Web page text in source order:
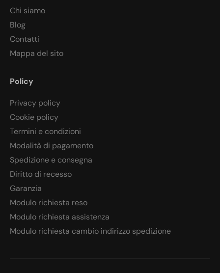
Chi siamo
Blog
Contatti
Mappa del sito
Policy
Privacy policy
Cookie policy
Termini e condizioni
Modalità di pagamento
Spedizione e consegna
Diritto di recesso
Garanzia
Modulo richiesta reso
Modulo richiesta assistenza
Modulo richiesta cambio indirizzo spedizione